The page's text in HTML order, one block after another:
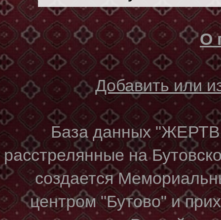
О
Добавить или
База данных
расстрелянные на
создается
центром "Бутово" и